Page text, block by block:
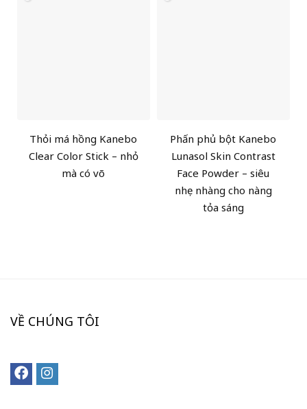
Thỏi má hồng Kanebo
Clear Color Stick – nhỏ
mà có võ
Phấn phủ bột Kanebo
Lunasol Skin Contrast
Face Powder – siêu
nhẹ nhàng cho nàng
tỏa sáng
VỀ CHÚNG TÔI